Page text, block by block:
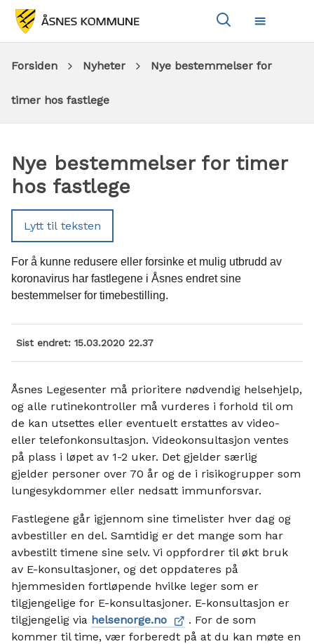
Meny
Du
er
Forsiden Nyheter Nye bestemmelser for
timer hos fastlege
Nye bestemmelser for timer
hos fastlege
Lytt til teksten
For å kunne redusere eller forsinke et mulig utbrudd av
koronavirus har fastlegene i Åsnes endret sine
bestemmelser for timebestilling.
Sist endret 15.03.2020 22.37
Åsnes Legesenter må prioritere nødvendig helsehjelp,
og alle rutinekontroller må vurderes i forhold til om
de kan utsettes eller eventuelt erstattes av video-
eller telefonkonsultasjon. Videokonsultasjon ventes
på plass i løpet av 1-2 uker. Det gjelder særlig
gjelder personer over 70 år og de i risikogrupper som
lungesykdommer eller nedsatt immunforsvar.
Fastlegene går igjennom sine timelister hver dag og
avbestiller en del. Samtidig er det mange som har
avbestilt timene sine selv. Vi oppfordrer til økt bruk
av E-konsultasjoner, og det oppdateres på
hjemmesiden fortløpende hvilke leger som er
tilgjengelige for E-konsultasjoner. E-konsultasjon er
tilgjengelig via helsenorge.no
. For de som
kommer til time, vær forberedt på at du kan møte en